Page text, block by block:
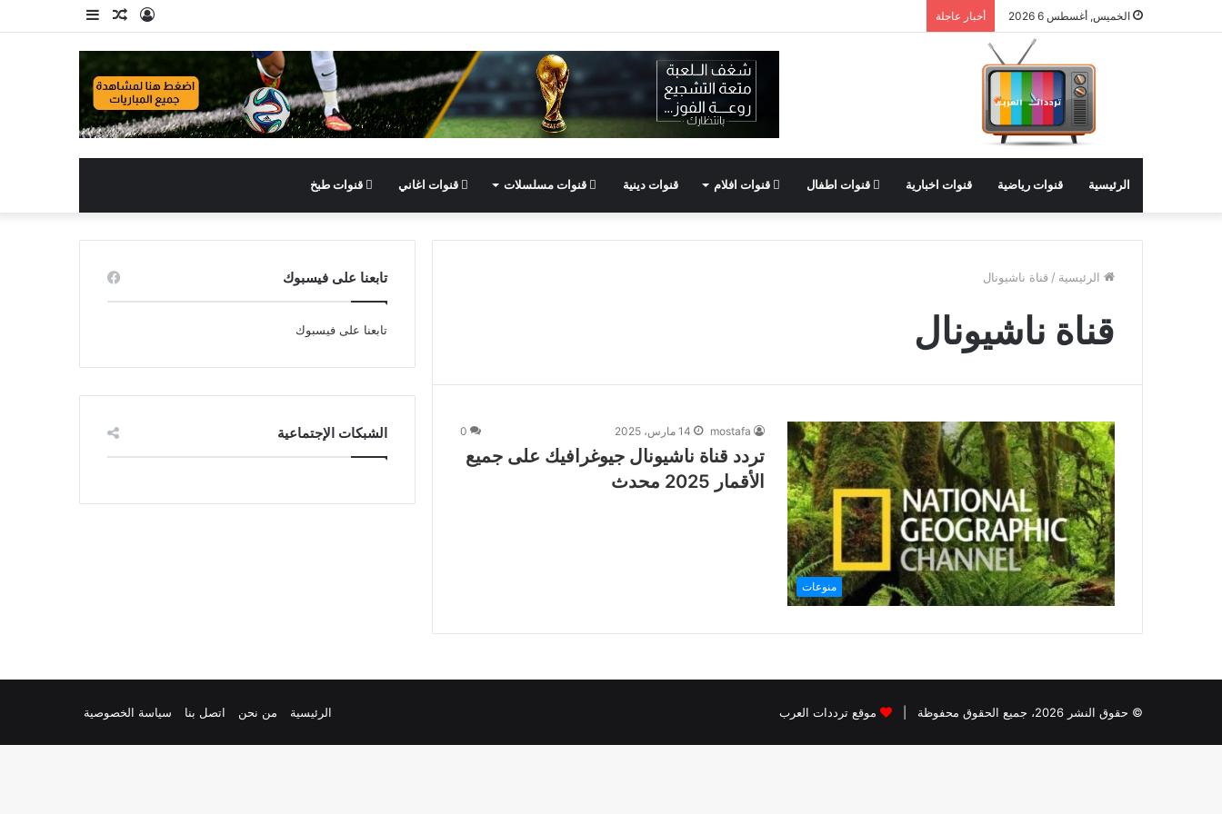
الخميس, أغسطس 6 2026 أخبار عاجلة
إضافة
عمود
مقال
عشوائي
تسجيل
الدخول
الرئيسية قنوات رياضية قنوات اخبارية قنوات اطفال قنوات افلام قنوات دينية قنوات مسلسلات قنوات اغاني قنوات طبخ
الرئيسية / قناة ناشيونال
قناة ناشيونال
منوعات
mostafa 14 مارس، 2025 0
تردد قناة ناشيونال جيوغرافيك على جميع
الأقمار 2025 محدث
تابعنا على فيسبوك
تابعنا على فيسبوك
الشبكات الإجتماعية
© حقوق النشر 2026، جميع الحقوق محفوظة | موقع ترددات العرب الرئيسية من نحن اتصل بنا سياسة الخصوصية